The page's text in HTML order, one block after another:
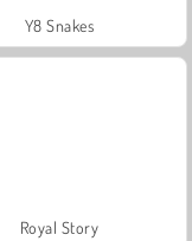
Y8 Snakes
Royal Story